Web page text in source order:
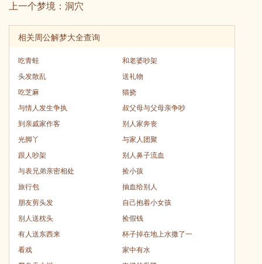
上一个梦境： 洞穴
相关周公解梦大全查询
吃青蛙
和老婆吵架
头发散乱
送礼物
吃芝麻
猫挠
与情人发生争执
叔父母与父母亲争吵
到亲戚家作客
别人家奔丧
光脚丫
与家人团聚
跟人吵架
别人鼻子流血
与表兄弟亲密相处
捡小孩
旅行包
抽血给别人
朋友剪头发
自己抱着小女孩
别人送枕头
捡假钱
有人送东西来
杯子掉在地上水撒了一
看戏
家中有水